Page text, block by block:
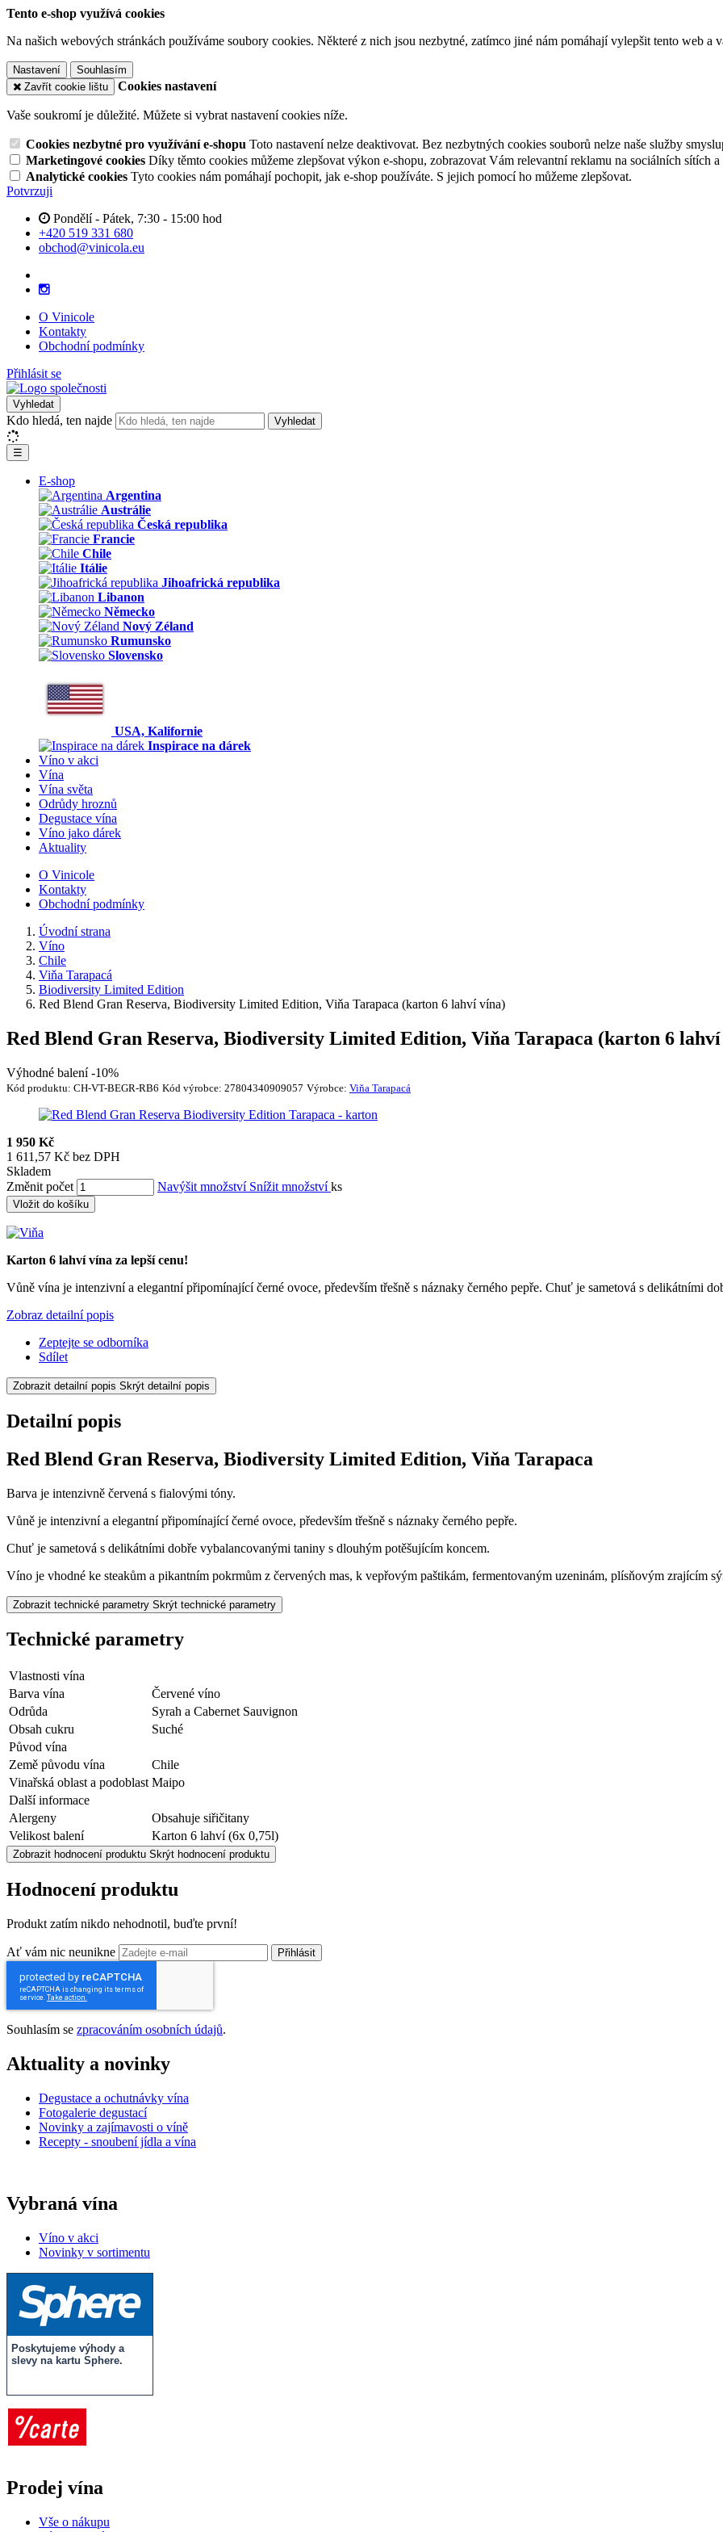
Tento e-shop využívá cookies
Na našich webových stránkách používáme soubory cookies. Některé z nich jsou nezbytné, zatímco jiné nám pomáhají vylepšit tento web a
Nastavení
Souhlasím
Zavřít cookie lištu
Cookies nastavení
Vaše soukromí je důležité. Můžete si vybrat nastavení cookies níže.
Cookies nezbytné pro využívání e-shopu Toto nastavení nelze deaktivovat. Bez nezbytných cookies souborů nelze naše služby
Marketingové cookies Díky těmto cookies můžeme zlepšovat výkon e-shopu, zobrazovat Vám relevantní reklamu na sociálních sítích
Analytické cookies Tyto cookies nám pomáhají pochopit, jak e-shop používáte. S jejich pomocí ho můžeme zlepšovat.
Potvrzuji
Pondělí - Pátek, 7:30 - 15:00 hod
+420 519 331 680
obchod@vinicola.eu
O Vinicole
Kontakty
Obchodní podmínky
Přihlásit se
Vyhledat
Kdo hledá, ten najde Vyhledat
☰
E-shop
Argentina
Austrálie
Česká republika
Francie
Chile
Itálie
Jihoafrická republika
Libanon
Německo
Nový Zéland
Rumunsko
Slovensko
USA, Kalifornie
Inspirace na dárek
Víno v akci
Vína
Vína světa
Odrůdy hroznů
Degustace vína
Víno jako dárek
Aktuality
O Vinicole
Kontakty
Obchodní podmínky
Úvodní strana
Víno
Chile
Viňa Tarapacá
Biodiversity Limited Edition
Red Blend Gran Reserva, Biodiversity Limited Edition, Viňa Tarapaca (karton 6 lahví vína)
Red Blend Gran Reserva, Biodiversity Limited Edition, Viňa Tarapaca (karton 6
Výhodné balení -10%
Kód produktu: CH-VT-BEGR-RB6 Kód výrobce: 27804340909057 Výrobce: Viňa Tarapacá
1 950 Kč
1 611,57 Kč bez DPH
Skladem
Změnit počet
Navýšit množství Snížit množstvíks
Vložit do košíku
Karton 6 lahví vína za lepší cenu!
Vůně vína je intenzivní a elegantní připomínající černé ovoce, především třešně s náznaky černého pepře. Chuť je sametová s delikátními
Zobraz detailní popis
Zeptejte se odborníka
Sdílet
Zobrazit detailní popis Skrýt detailní popis
Detailní popis
Red Blend Gran Reserva, Biodiversity Limited Edition, Viňa Tarapaca
Barva je intenzivně červená s fialovými tóny.
Vůně je intenzivní a elegantní připomínající černé ovoce, především třešně s náznaky černého pepře.
Chuť je sametová s delikátními dobře vybalancovanými taniny s dlouhým potěšujícím koncem.
Víno je vhodné ke steakům a pikantním pokrmům z červených mas, k vepřovým paštikám, fermentovaným uzeninám, plísňovým zrajícím
Zobrazit technické parametry Skrýt technické parametry
Technické parametry
Vlastnosti vína
Barva vína
Červené víno
Odrůda
Syrah a Cabernet Sauvignon
Obsah cukru
Suché
Původ vína
Země původu vína
Chile
Vinařská oblast a podoblast Maipo
Další informace
Alergeny
Obsahuje siřičitany
Velikost balení
Karton 6 lahví (6x 0,75l)
Zobrazit hodnocení produktu Skrýt hodnocení produktu
Hodnocení produktu
Produkt zatím nikdo nehodnotil, buďte první!
Ať vám nic neunikne Přihlásit
Souhlasím se zpracováním osobních údajů.
Aktuality a novinky
Degustace a ochutnávky vína
Fotogalerie degustací
Novinky a zajímavosti o víně
Recepty - snoubení jídla a vína
Vybraná vína
Víno v akci
Novinky v sortimentu
Poskytujeme výhody a
slevy na kartu Sphere.
Prodej vína
Vše o nákupu